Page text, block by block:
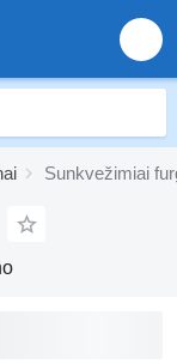
Sunkvežimiai